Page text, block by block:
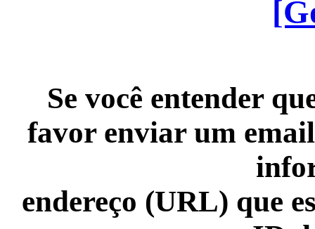
Se você entender
favor enviar um
endereço (URL) que